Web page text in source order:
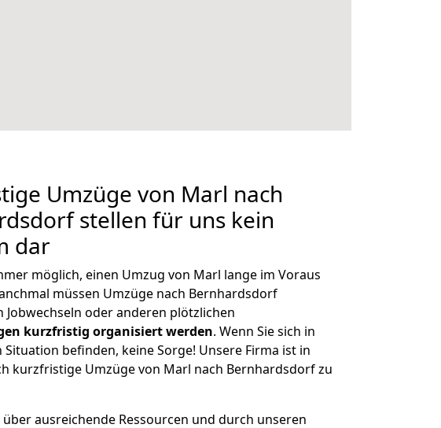
Umzüge von Marl nach
stellen für uns kein
dar
möglich, einen Umzug von Marl lange im Voraus
müssen Umzüge nach Bernhardsdorf
oder anderen plötzlichen
kurzfristig organisiert werden. Wenn Sie sich in
Situation befinden, keine Sorge! Unsere Firma ist in
kurzfristige Umzüge von Marl nach Bernhardsdorf zu
ausreichende Ressourcen und durch unseren